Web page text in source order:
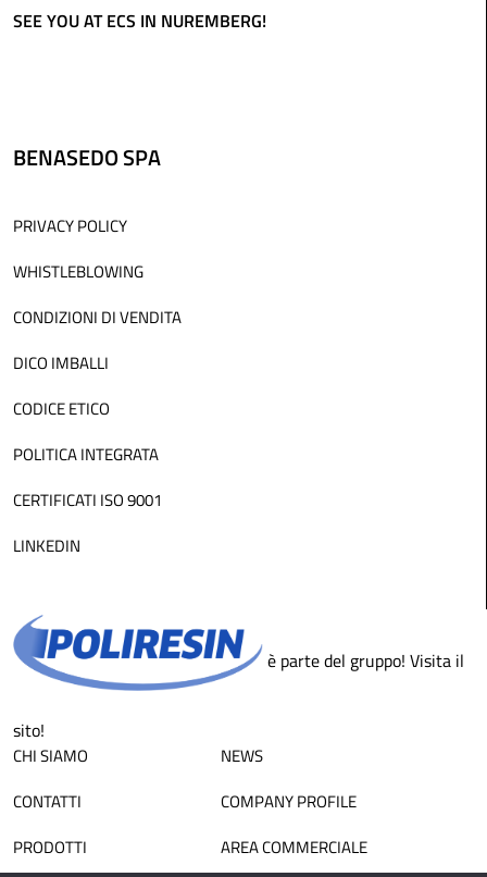
SEE YOU AT ECS IN NUREMBERG!
BENASEDO SPA
PRIVACY POLICY
WHISTLEBLOWING
CONDIZIONI DI VENDITA
DICO IMBALLI
CODICE ETICO
POLITICA INTEGRATA
CERTIFICATI ISO 9001
LINKEDIN
è parte del gruppo! Visita il
sito!
CHI SIAMO NEWS
CONTATTI COMPANY PROFILE
PRODOTTI AREA COMMERCIALE